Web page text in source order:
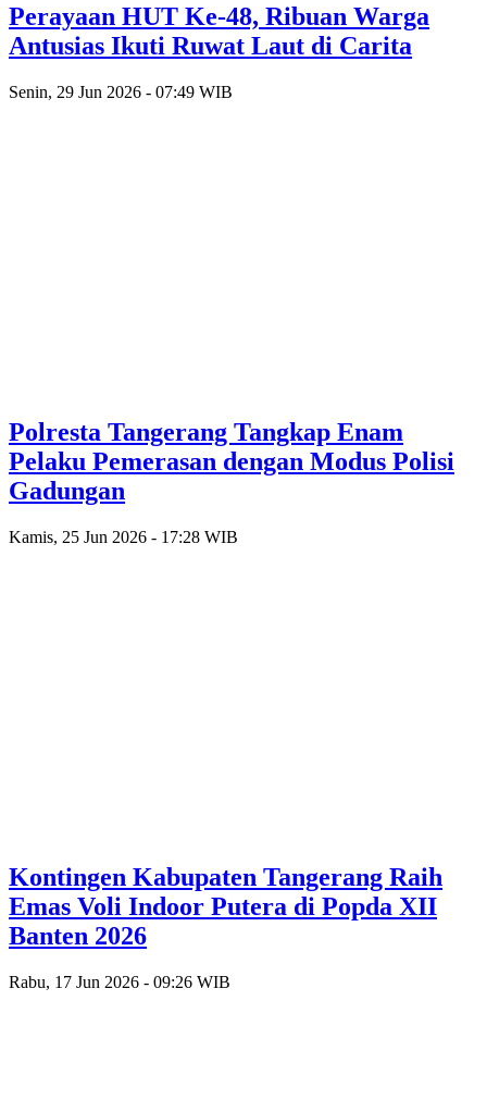
Perayaan HUT Ke-48, Ribuan Warga
Antusias Ikuti Ruwat Laut di Carita
Senin, 29 Jun 2026 - 07:49 WIB
Polresta Tangerang Tangkap Enam
Pelaku Pemerasan dengan Modus Polisi
Gadungan
Kamis, 25 Jun 2026 - 17:28 WIB
Kontingen Kabupaten Tangerang Raih
Emas Voli Indoor Putera di Popda XII
Banten 2026
Rabu, 17 Jun 2026 - 09:26 WIB